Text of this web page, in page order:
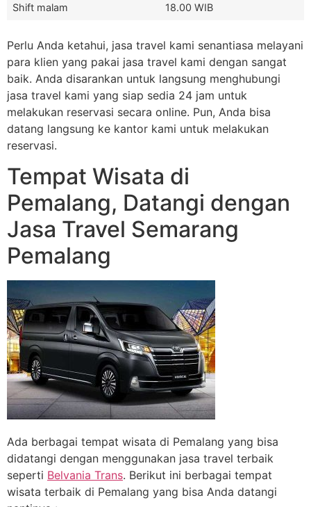
Shift malam 18.00 WIB
Perlu Anda ketahui, jasa travel kami senantiasa melayani
para klien yang pakai jasa travel kami dengan sangat
baik. Anda disarankan untuk langsung menghubungi
jasa travel kami yang siap sedia 24 jam untuk
melakukan reservasi secara online. Pun, Anda bisa
datang langsung ke kantor kami untuk melakukan
reservasi.
Tempat Wisata di
Pemalang, Datangi dengan
Jasa Travel Semarang
Pemalang
Ada berbagai tempat wisata di Pemalang yang bisa
didatangi dengan menggunakan jasa travel terbaik
seperti Belvania Trans. Berikut ini berbagai tempat
wisata terbaik di Pemalang yang bisa Anda datangi